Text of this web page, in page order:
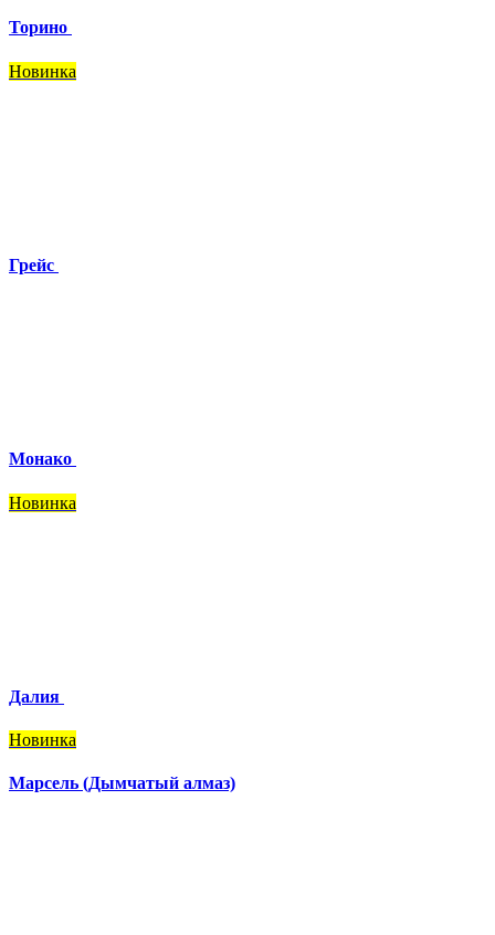
Торино
Новинка
Грейс
Монако
Новинка
Далия
Новинка
Марсель (Дымчатый алмаз)